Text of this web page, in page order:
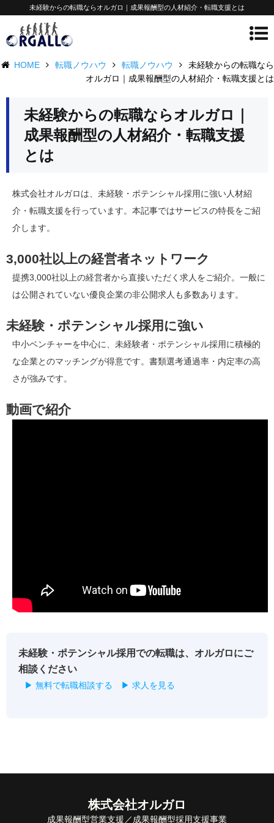
未経験からの転職ならオルガロ｜成果報酬型の人材紹介・転職支援とは
HOME 転職ノウハウ 転職ノウハウ
未経験からの転職なら
オルガロ｜成果報酬型の人材紹介・転職支援とは
未経験からの転職ならオルガロ｜
成果報酬型の人材紹介・転職支援
とは
株式会社オルガロは、未経験・ポテンシャル採用に強い人材紹
介・転職支援を行っています。本記事ではサービスの特長をご紹
介します。
3,000社以上の経営者ネットワーク
提携3,000社以上の経営者から直接いただく求人をご紹介。一般に
は公開されていない優良企業の非公開求人も多数あります。
未経験・ポテンシャル採用に強い
中小ベンチャーを中心に、未経験者・ポテンシャル採用に積極的
な企業とのマッチングが得意です。書類選考通過率・内定率の高
さが強みです。
動画で紹介
未経験・ポテンシャル採用での転職は、オルガロにご
相談ください
▶ 無料で転職相談する ▶ 求人を見る
株式会社オルガロ
成果報酬型営業支援／成果報酬型採用支援事業